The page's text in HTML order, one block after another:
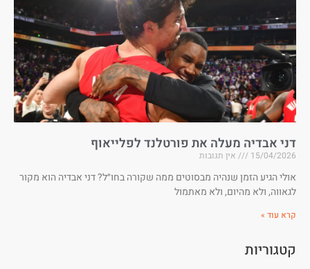
דני אבדיה מעלה את פורטלנד לפלייאוף
15/04/2026 אין תגובות
אולי הגיע הזמן שנהיה מבסוטים ממה שקורה בחו״ל? דני אבדיה הוא מקור
לגאווה, ולא מהיום, ולא מאתמול
קרא עוד »
קטגוריות